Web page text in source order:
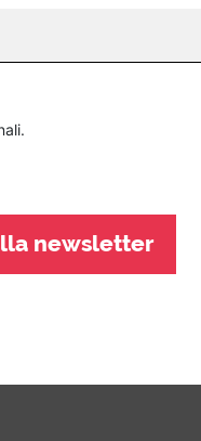
newsletter